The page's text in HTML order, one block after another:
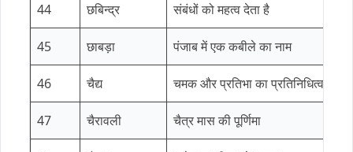
44 छबिन्द्र संबंधों को महत्व देता है
45 छाबड़ा पंजाब में एक कबीले का नाम
46 चैद्य चमक और प्रतिभा का प्रतिनिधित्व
47 चैरावली चैत्र मास की पूर्णिमा